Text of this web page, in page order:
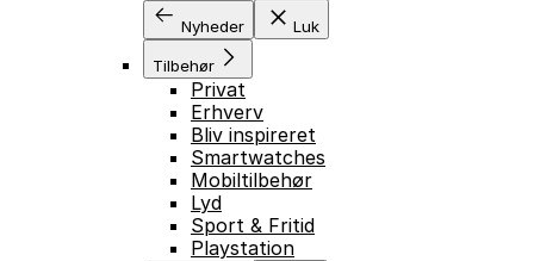
Nyheder Luk
Tilbehør
Privat
Erhverv
Bliv inspireret
Smartwatches
Mobiltilbehør
Lyd
Sport & Fritid
Playstation